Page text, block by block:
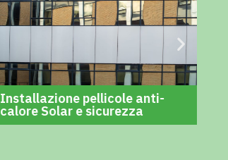
Installazione pellicole anti-
calore Solar e sicurezza